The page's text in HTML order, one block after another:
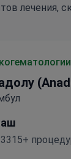
лечения,